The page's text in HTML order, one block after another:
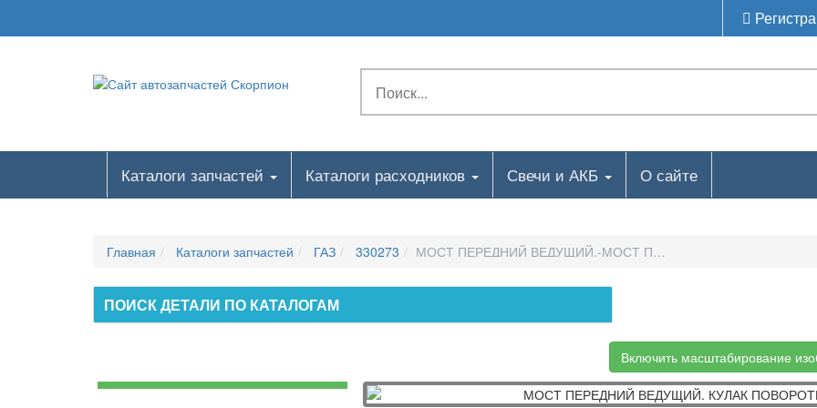
Каталоги запчастей Каталоги расходников Свечи и АКБ О сайте
Главная Каталоги запчастей ГАЗ 330273 МОСТ ПЕРЕДНИЙ ВЕДУЩИЙ.-МОСТ ПЕРЕДНИЙ ВЕДУЩИЙ.
ПОИСК ДЕТАЛИ ПО КАТАЛОГАМ
Включить масштабирование